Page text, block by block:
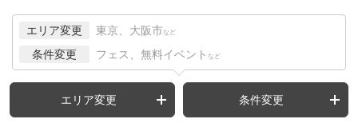
エリア変更 東京、大阪市 など
条件変更 フェス、無料イベント など
エリア変更 条件変更